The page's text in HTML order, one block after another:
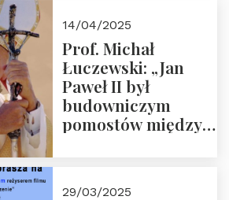
14/04/2025
Prof. Michał
Łuczewski: „Jan
Paweł II był
budowniczym
pomostów między
29/03/2025